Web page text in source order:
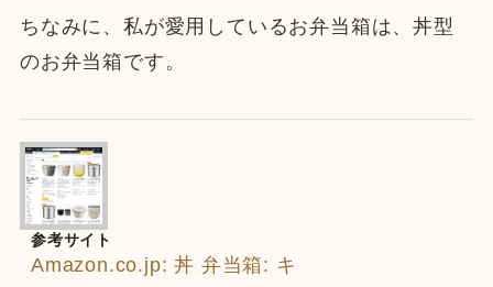
ちなみに、私が愛用しているお弁当箱は、丼型
のお弁当箱です。
参考サイト
Amazon.co.jp: 丼 弁当箱: キ